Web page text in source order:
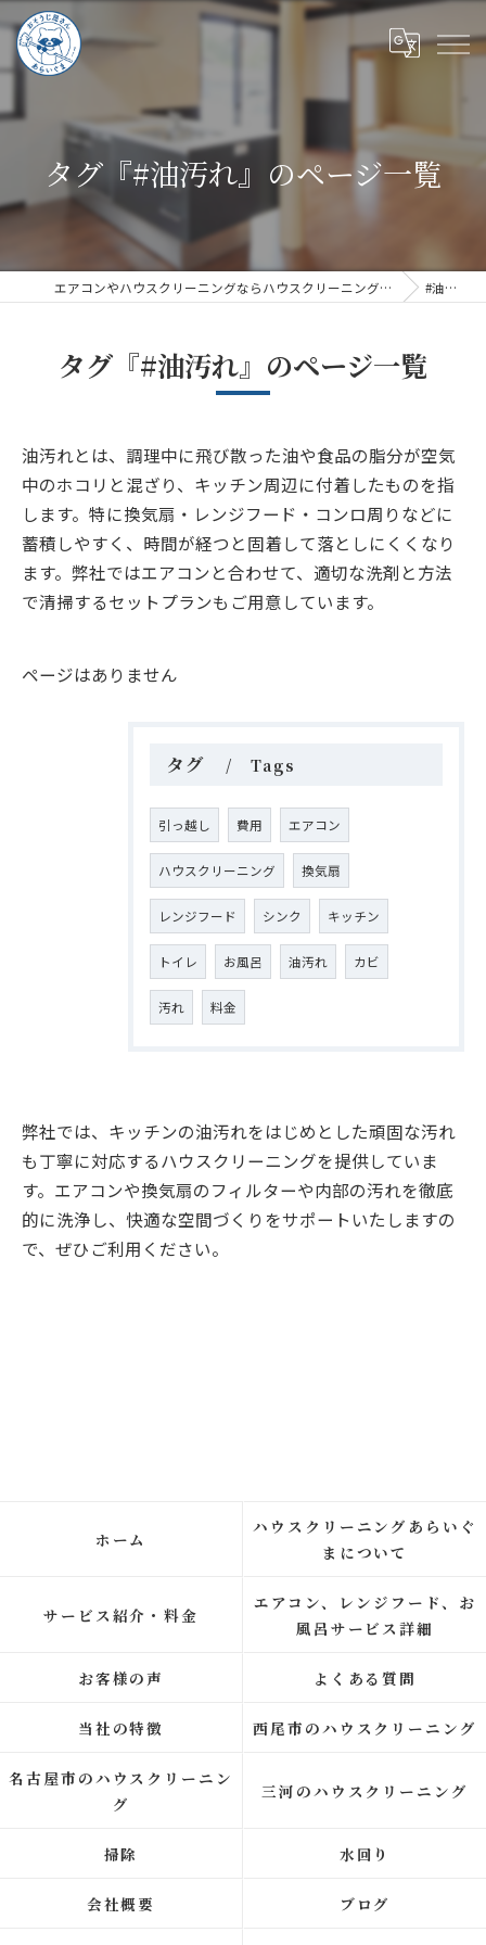
タグ『#油汚れ』のページ一覧
エアコンやハウスクリーニングならハウスクリーニングあらいぐま #油汚れ
タグ『#油汚れ』のページ一覧
油汚れとは、調理中に飛び散った油や食品の脂分が空気
中のホコリと混ざり、キッチン周辺に付着したものを指
します。特に換気扇・レンジフード・コンロ周りなどに
蓄積しやすく、時間が経つと固着して落としにくくなり
ます。弊社ではエアコンと合わせて、適切な洗剤と方法
で清掃するセットプランもご用意しています。
ページはありません
タグ Tags
引っ越し 費用 エアコン
ハウスクリーニング 換気扇
レンジフード シンク キッチン
トイレ お風呂 油汚れ カビ
汚れ 料金
弊社では、キッチンの油汚れをはじめとした頑固な汚れ
も丁寧に対応するハウスクリーニングを提供していま
す。エアコンや換気扇のフィルターや内部の汚れを徹底
的に洗浄し、快適な空間づくりをサポートいたしますの
で、ぜひご利用ください。
ホーム
ハウスクリーニングあらいぐ
まについて
サービス紹介・料金
エアコン、レンジフード、お
風呂サービス詳細
お客様の声 よくある質問
当社の特徴 西尾市のハウスクリーニング
名古屋市のハウスクリーニン
グ
三河のハウスクリーニング
掃除 水回り
会社概要 ブログ